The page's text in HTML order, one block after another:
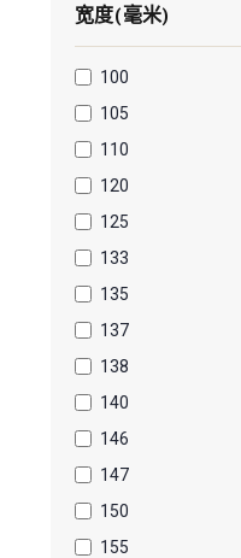
宽度(毫米)
100
105
110
120
125
133
135
137
138
140
146
147
150
155